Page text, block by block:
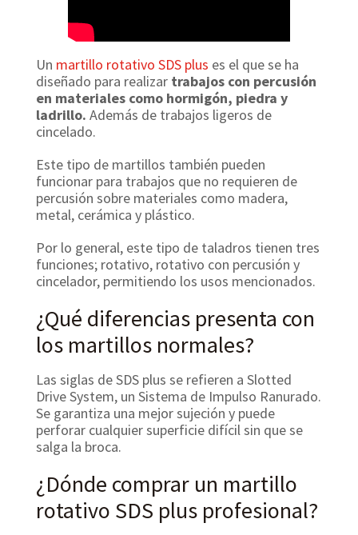
Un martillo rotativo SDS plus es el que se ha
diseñado para realizar trabajos con percusión
en materiales como hormigón, piedra y
ladrillo. Además de trabajos ligeros de
cincelado.
Este tipo de martillos también pueden
funcionar para trabajos que no requieren de
percusión sobre materiales como madera,
metal, cerámica y plástico.
Por lo general, este tipo de taladros tienen tres
funciones; rotativo, rotativo con percusión y
cincelador, permitiendo los usos mencionados.
¿Qué diferencias presenta con
los martillos normales?
Las siglas de SDS plus se refieren a Slotted
Drive System, un Sistema de Impulso Ranurado.
Se garantiza una mejor sujeción y puede
perforar cualquier superficie difícil sin que se
salga la broca.
¿Dónde comprar un martillo
rotativo SDS plus profesional?